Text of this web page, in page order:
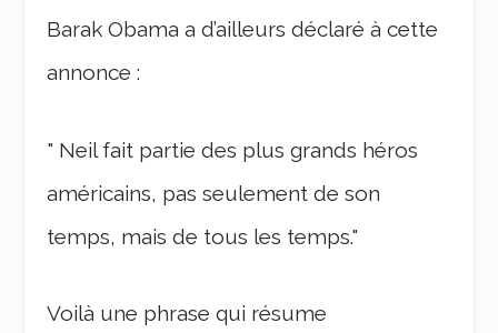
Barak Obama a d’ailleurs déclaré à cette
annonce :
" Neil fait partie des plus grands héros
américains, pas seulement de son
temps, mais de tous les temps."
Voilà une phrase qui résume